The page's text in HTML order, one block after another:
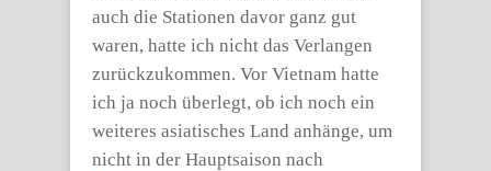
auch die Stationen davor ganz gut
waren, hatte ich nicht das Verlangen
zurückzukommen. Vor Vietnam hatte
ich ja noch überlegt, ob ich noch ein
weiteres asiatisches Land anhänge, um
nicht in der Hauptsaison nach